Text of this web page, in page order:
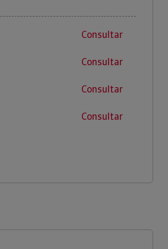
Consultar
Consultar
Consultar
Consultar